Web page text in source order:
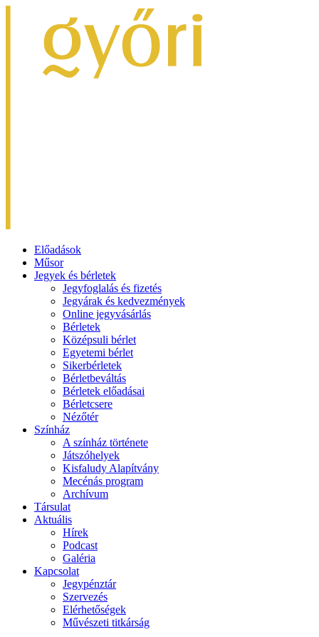
Előadások
Műsor
Jegyek és bérletek
Jegyfoglalás és fizetés
Jegyárak és kedvezmények
Online jegyvásárlás
Bérletek
Középsuli bérlet
Egyetemi bérlet
Sikerbérletek
Bérletbeváltás
Bérletek előadásai
Bérletcsere
Nézőtér
Színház
A színház története
Játszóhelyek
Kisfaludy Alapítvány
Mecénás program
Archívum
Társulat
Aktuális
Hírek
Podcast
Galéria
Kapcsolat
Jegypénztár
Szervezés
Elérhetőségek
Művészeti titkárság